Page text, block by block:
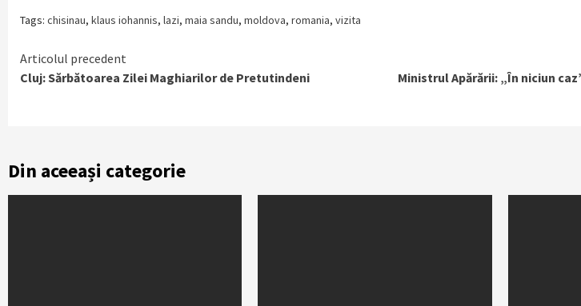
Tags: chisinau, klaus iohannis, lazi, maia sandu, moldova, romania, vizita
Continue
Reading
Articolul precedent
Cluj: Sărbătoarea Zilei Maghiarilor de Pretutindeni
Ministrul Apărării: „În niciun
Din aceeași categorie